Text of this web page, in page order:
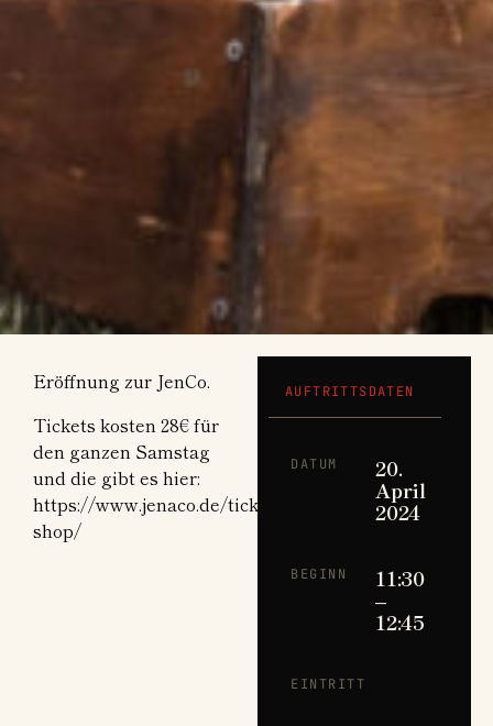
Eröffnung zur JenCo.
Tickets kosten 28€ für
den ganzen Samstag
und die gibt es hier:
https://www.jenaco.de/ticket-
shop/
AUFTRITTSDATEN
DATUM 20.
April
2024
BEGINN 11:30
–
12:45
EINTRITT